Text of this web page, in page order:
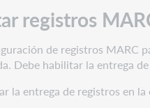
WorldCat
locales
registros
de registros MARC
Debe habilitar la entrega
la entrega de registros en